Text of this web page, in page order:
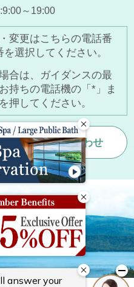
～19:00
変更はこちらの電話番
選択してください。
合は、ガイダンスの最
持ちの電話機の「*」ま
押してください。
関するお問い合わせ